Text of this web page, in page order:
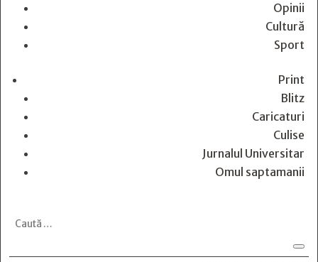
Opinii
Cultură
Sport
Print
Blitz
Caricaturi
Culise
Jurnalul Universitar
Omul saptamanii